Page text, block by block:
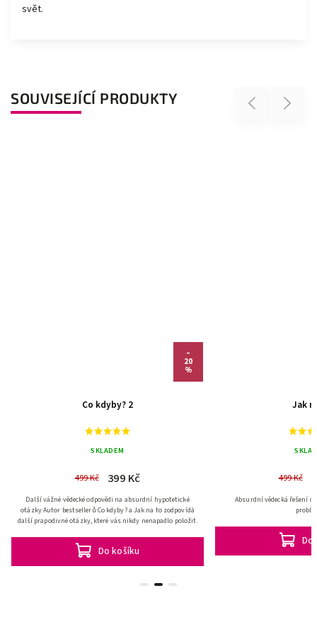
svět.
SOUVISEJÍCÍ PRODUKTY Previous
odpovědi na absurdní hypotetické
Co kdyby? a Jak na to zodpovídá
které vás nikdy nenapadlo položit.
Absurdní vědecká řešení obyčejných každodenních
Next